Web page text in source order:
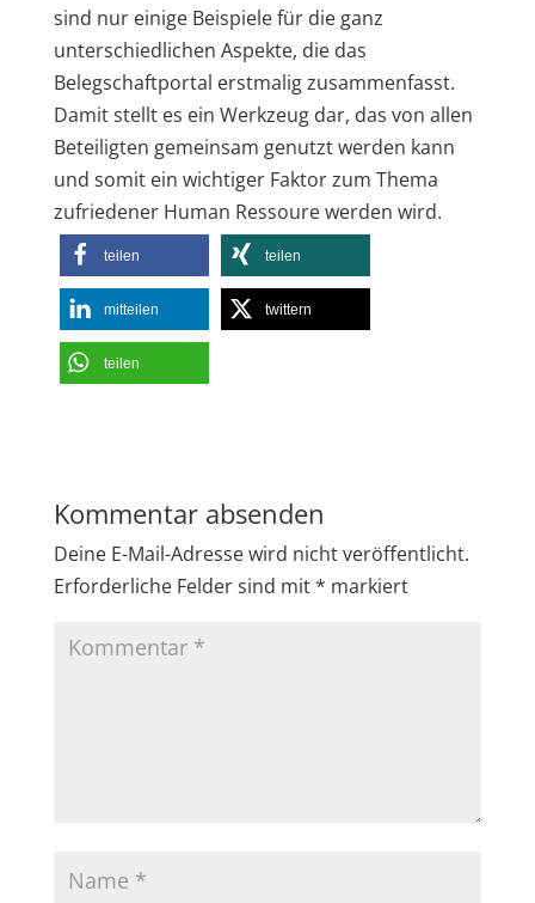
sind nur einige Beispiele für die ganz
unterschiedlichen Aspekte, die das
Belegschaftportal erstmalig zusammenfasst.
Damit stellt es ein Werkzeug dar, das von allen
Beteiligten gemeinsam genutzt werden kann
und somit ein wichtiger Faktor zum Thema
zufriedener Human Ressoure werden wird.
teilen teilen
mitteilen twittern
teilen
Kommentar absenden
Deine E-Mail-Adresse wird nicht veröffentlicht.
Erforderliche Felder sind mit* markiert